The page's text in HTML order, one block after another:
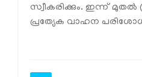
സ്വീകരിക്കും. ഇന്ന് മുതല്‍
പ്രത്യേക വാഹന